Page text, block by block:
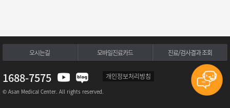
오시는길 모바일진료카드 진료/검사결과 조회
1688-7575 개인정보처리방침
© Asan Medical Center. All rights reserved.